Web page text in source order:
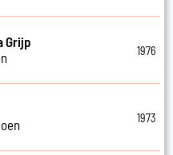
Grijp
1976
1973